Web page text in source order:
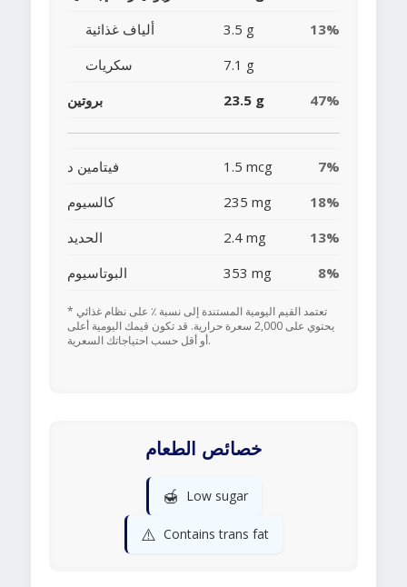
ألياف غذائية
3.5 g
13%
سكريات
7.1 g
بروتين
23.5 g 47%
فيتامين د 1.5 mcg
7%
كالسيوم
235 mg
18%
الحديد
2.4 mg
13%
البوتاسيوم
353 mg 8%
* تعتمد القيم اليومية المستندة إلى نسبة ٪ على نظام غذائي
يحتوي على 2,000 سعرة حرارية. قد تكون قيمك اليومية أعلى
أو أقل حسب احتياجاتك السعرية.
خصائص الطعام
🍯 Low sugar
⚠️ Contains trans fat